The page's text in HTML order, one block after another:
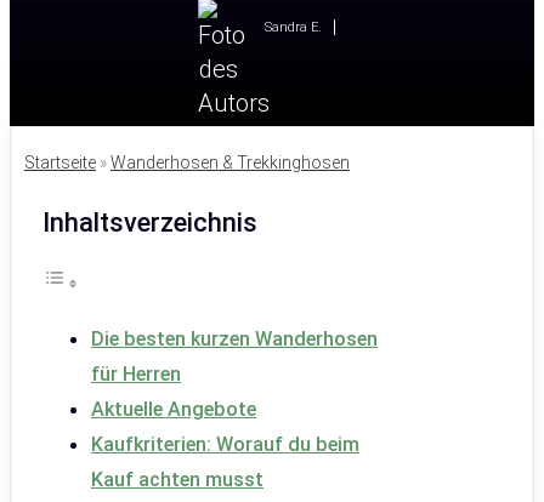
Sandra E.
Startseite »Wanderhosen & Trekkinghosen
Inhaltsverzeichnis
Die besten kurzen Wanderhosen
für Herren
Aktuelle Angebote
Kaufkriterien: Worauf du beim
Kauf achten musst